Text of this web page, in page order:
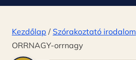
Kezdőlap / Szórakoztató irodalom
ORRNAGY-orrnagy